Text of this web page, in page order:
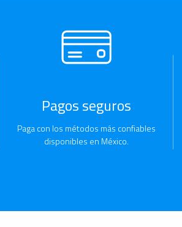
Pagos seguros
Paga con los métodos más confiables
disponibles en México.